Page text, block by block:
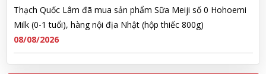
Thạch Quốc Lâm đã mua sản phẩm Sữa Meiji số 0 Hohoemi
Milk (0-1 tuổi), hàng nội địa Nhật (hộp thiếc 800g)
08/08/2026